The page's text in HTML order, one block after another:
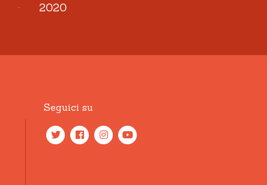
- 2020
Seguici su